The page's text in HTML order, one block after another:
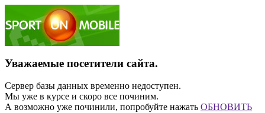
Уважаемые посетители сайта.
Сервер базы данных временно недоступен.
Мы уже в курсе и скоро все починим.
А возможно уже починили, попробуйте нажать ОБНОВИТЬ